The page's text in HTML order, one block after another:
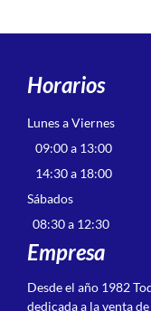
Horarios
Lunes a Viernes
09:00 a 13:00
14:30 a 18:00
Sábados
08:30 a 12:30
Empresa
Desde el año 1982
dedicada a la venta